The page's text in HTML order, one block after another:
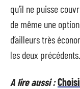
qu’il ne puisse
de même une
d’ailleurs très
les deux précédents.
A lire aussi :